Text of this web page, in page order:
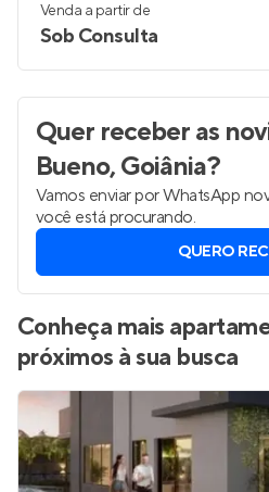
Venda a partir de
Sob Consulta
Quer receber as
Bueno, Goiânia?
Vamos enviar por WhatsApp
você está procurando.
QUERO
Conheça mais
próximos à sua busca